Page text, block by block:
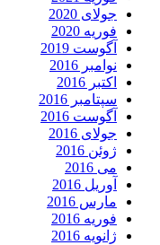
جولای 2020
فوریه 2020
آگوست 2019
نوامبر 2016
اکتبر 2016
سپتامبر 2016
آگوست 2016
جولای 2016
ژوئن 2016
می 2016
آوریل 2016
مارس 2016
فوریه 2016
ژانویه 2016